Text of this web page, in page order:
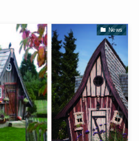
News